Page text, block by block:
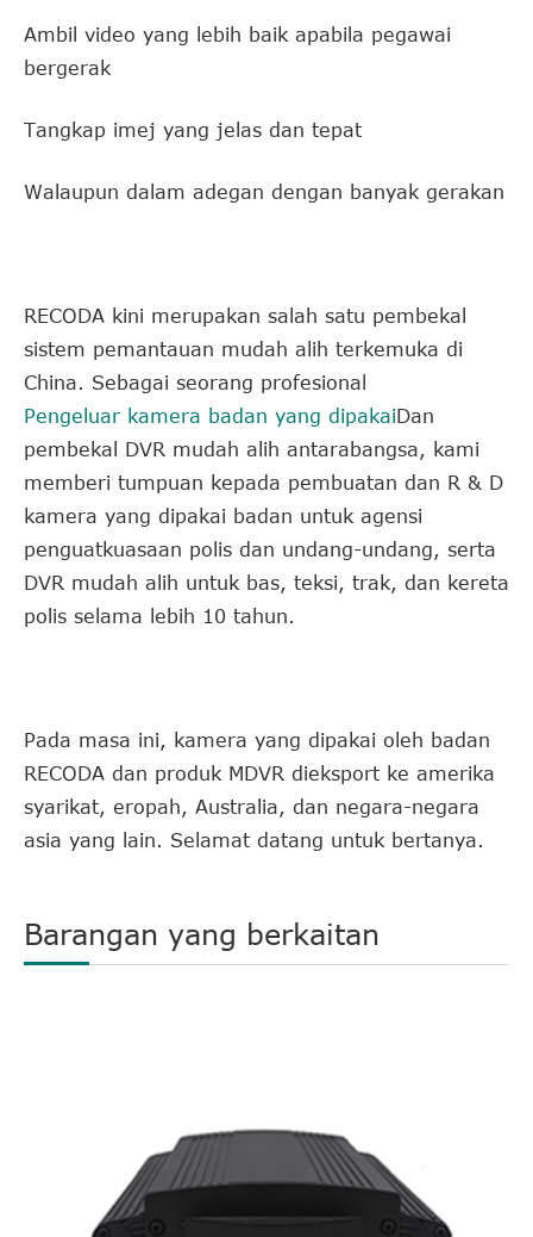
Ambil video yang lebih baik apabila pegawai
bergerak
Tangkap imej yang jelas dan tepat
Walaupun dalam adegan dengan banyak gerakan
RECODA kini merupakan salah satu pembekal
sistem pemantauan mudah alih terkemuka di
China. Sebagai seorang profesional
Pengeluar kamera badan yang dipakaiDan
pembekal DVR mudah alih antarabangsa, kami
memberi tumpuan kepada pembuatan dan R & D
kamera yang dipakai badan untuk agensi
penguatkuasaan polis dan undang-undang, serta
DVR mudah alih untuk bas, teksi, trak, dan kereta
polis selama lebih 10 tahun.
Pada masa ini, kamera yang dipakai oleh badan
RECODA dan produk MDVR dieksport ke amerika
syarikat, eropah, Australia, dan negara-negara
asia yang lain. Selamat datang untuk bertanya.
Barangan yang berkaitan